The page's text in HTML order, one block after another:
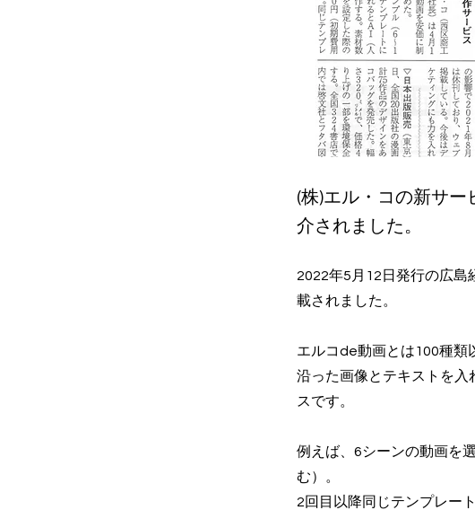
(株)エル・コの新サ
介されました。
2022年5月12日発行の広島
載されました。
エルコde動画とは100種類
沿った画像とテキストを入
スです。
例えば、6シーンの動画を
む）。
2回目以降同じテンプレー